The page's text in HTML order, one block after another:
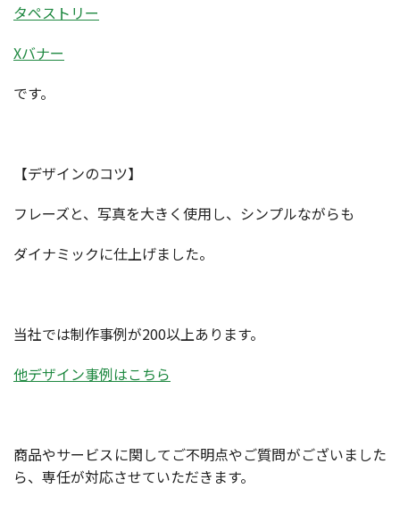
タペストリー
Xバナー
です。
【デザインのコツ】
フレーズと、写真を大きく使用し、シンプルながらも
ダイナミックに仕上げました。
当社では制作事例が200以上あります。
他デザイン事例はこちら
商品やサービスに関してご不明点やご質問がございました
ら、専任が対応させていただきます。